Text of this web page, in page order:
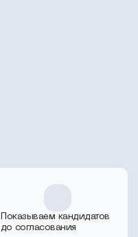
Показываем кандидатов
до согласования